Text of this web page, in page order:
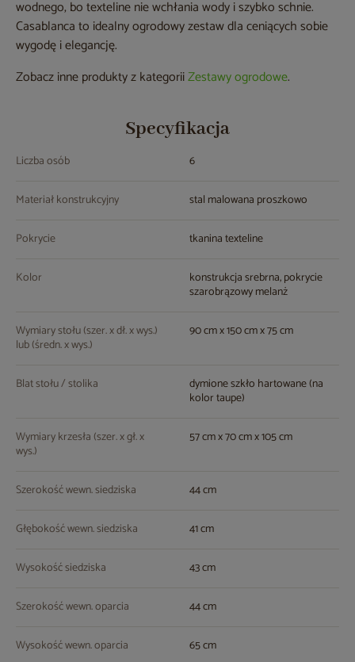
wodnego, bo texteline nie wchłania wody i szybko schnie.
Casablanca to idealny ogrodowy zestaw dla ceniących sobie
wygodę i elegancję.
Zobacz inne produkty z kategoriiZestawy ogrodowe.
Specyfikacja
Liczba osób 6
Materiał konstrukcyjny stal malowana proszkowo
Pokrycie tkanina texteline
Kolor konstrukcja srebrna, pokrycie
szarobrązowy melanż
Wymiary stołu (szer. x dł. x wys.)
lub (średn. x wys.)
90 cm x 150 cm x 75 cm
Blat stołu / stolika dymione szkło hartowane (na
kolor taupe)
Wymiary krzesła (szer. x gł. x
wys.)
57 cm x 70 cm x 105 cm
Szerokość wewn. siedziska 44 cm
Głębokość wewn. siedziska 41 cm
Wysokość siedziska 43 cm
Szerokość wewn. oparcia 44 cm
Wysokość wewn. oparcia 65 cm